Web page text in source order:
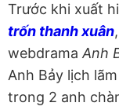
Trước khi xuất
trốn thanh xuân,
webdramaAnh
Anh Bảy lịch
trong 2 anh